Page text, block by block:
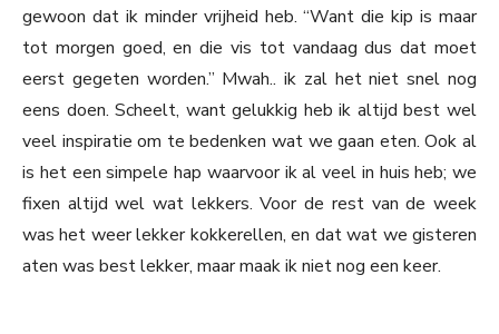
gewoon dat ik minder vrijheid heb. “Want die kip is maar
tot morgen goed, en die vis tot vandaag dus dat moet
eerst gegeten worden.” Mwah.. ik zal het niet snel nog
eens doen. Scheelt, want gelukkig heb ik altijd best wel
veel inspiratie om te bedenken wat we gaan eten. Ook al
is het een simpele hap waarvoor ik al veel in huis heb; we
fixen altijd wel wat lekkers. Voor de rest van de week
was het weer lekker kokkerellen, en dat wat we gisteren
aten was best lekker, maar maak ik niet nog een keer.